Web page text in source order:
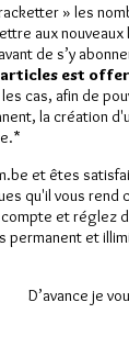
» les
aux
de s’y
est
cas, afin de
la création
et êtes
qu'il vous rend
et réglez
permanent et
D’avance je